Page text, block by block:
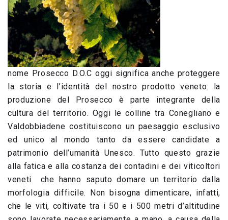
nome Prosecco D.O.C oggi significa anche proteggere
la storia e l’identità del nostro prodotto veneto: la
produzione del Prosecco è parte integrante della
cultura del territorio. Oggi le colline tra Conegliano e
Valdobbiadene costituiscono un paesaggio esclusivo
ed unico al mondo tanto da essere candidate a
patrimonio dell’umanità Unesco. Tutto questo grazie
alla fatica e alla costanza dei contadini e dei viticoltori
veneti che hanno saputo domare un territorio dalla
morfologia difficile. Non bisogna dimenticare, infatti,
che le viti, coltivate tra i 50 e i 500 metri d’altitudine